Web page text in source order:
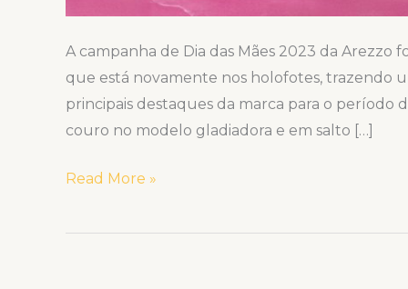
A campanha de Dia das Mães 2023 da
que está novamente nos holofotes, trazendo
principais destaques da marca para o período
couro no modelo gladiadora e em salto […]
Read More »